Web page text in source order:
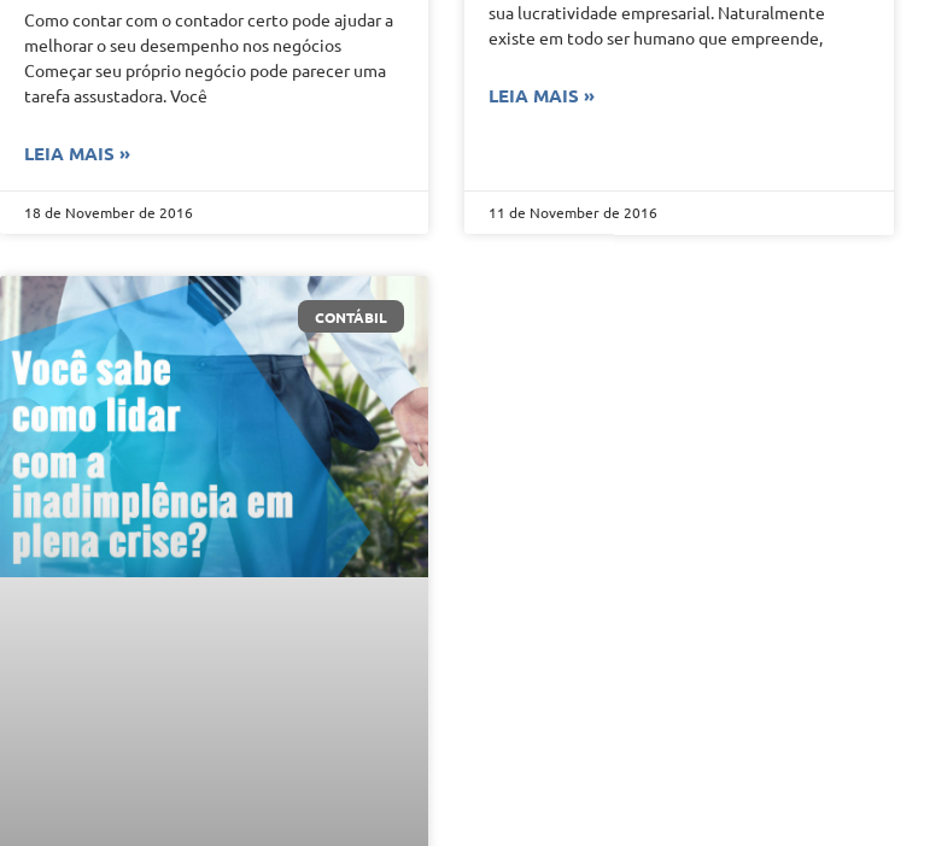
Como contar com o contador certo pode ajudar a
melhorar o seu desempenho nos negócios
Começar seu próprio negócio pode parecer uma
tarefa assustadora. Você
LEIA MAIS »
18 de November de 2016
sua lucratividade empresarial. Naturalmente
existe em todo ser humano que empreende,
LEIA MAIS »
11 de November de 2016
CONTÁBIL